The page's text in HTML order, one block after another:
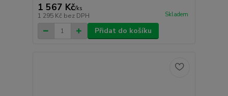
1 567 Kč/ks
1 295 Kč bez DPH Skladem
Přidat do košíku